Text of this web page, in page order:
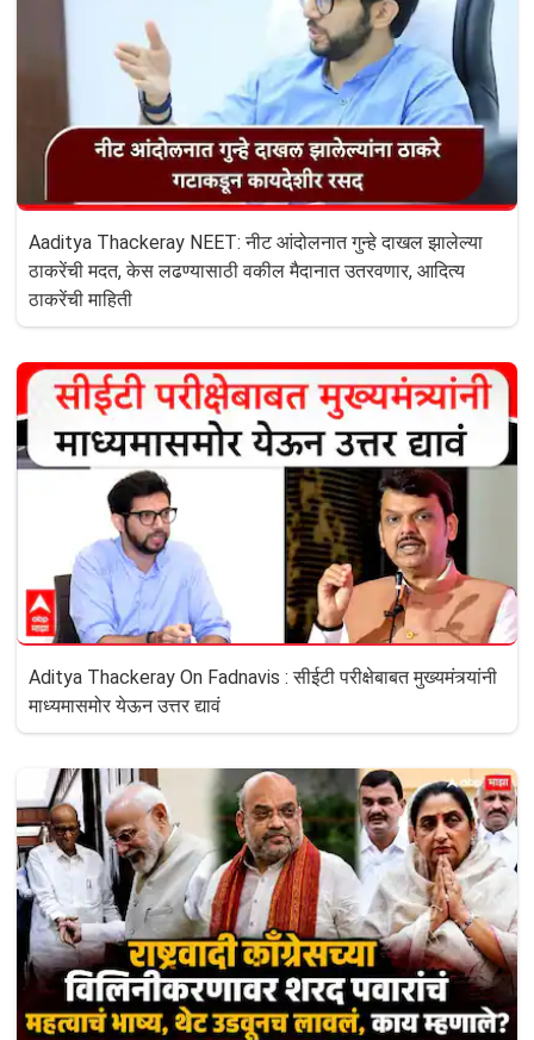
Aaditya Thackeray NEET: नीट आंदोलनात गुन्हे दाखल झालेल्या
ठाकरेंची मदत, केस लढण्यासाठी वकील मैदानात उतरवणार, आदित्य
ठाकरेंची माहिती
Aditya Thackeray On Fadnavis : सीईटी परीक्षेबाबत मुख्यमंत्र्यांनी
माध्यमासमोर येऊन उत्तर द्यावं